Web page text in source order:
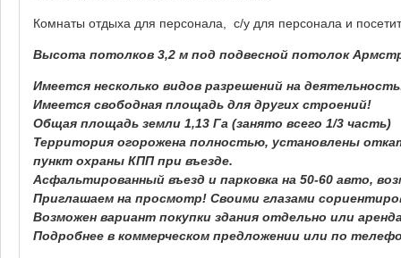
Комнаты отдыха для персонала, с/у для персонала и
Высота потолков 3,2 м под подвесной потолок
Имеется несколько видов разрешений на
Имеется свободная площадь для других строений!
Общая площадь земли 1,13 Га (занято всего 1/3 часть)
Территория огорожена полностью, установлены
пункт охраны КПП при въезде.
Асфальтированный въезд и парковка на 50-60 авто,
Приглашаем на просмотр! Своими глазами
Возможен вариант покупки здания отдельно или
Подробнее в коммерческом предложении или по